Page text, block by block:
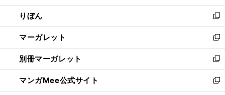
開
く
ウ
で
開
く
ン
ド
ウ
で
開
く
ウ
ィ
ン
ド
ウ
で
開
く
りぼん
新
し
い
ウ
ィ
ン
ド
ウ
マーガレット
新
し
い
ウ
ィ
ン
別冊マーガレット
新
し
い
ウ
マンガMee公式サイト
新
し